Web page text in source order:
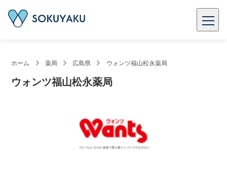
ホーム 薬局 広島県 ウォンツ福山松永薬局
ウォンツ福山松永薬局